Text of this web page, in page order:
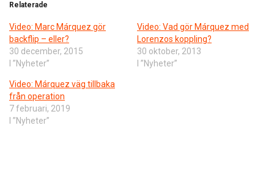
Relaterade
Video: Marc Márquez gör
backflip – eller?
30 december, 2015
I ”Nyheter”
Video: Vad gör Márquez med
Lorenzos koppling?
30 oktober, 2013
I ”Nyheter”
Video: Márquez väg tillbaka
från operation
7 februari, 2019
I ”Nyheter”